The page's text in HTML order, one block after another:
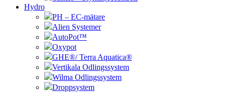
Hydro
PH – EC-mätare
Alien Systemer
AutoPot™
Oxypot
GHE®/ Terra Aquatica®
Vertikala Odlingssystem
Wilma Odlingssystem
Droppsystem